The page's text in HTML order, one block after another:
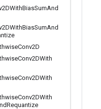
BiasSumAnd
BiasSumAnd
Conv2D
Conv2DWith
Conv2DWith
Conv2DWith
Requantize